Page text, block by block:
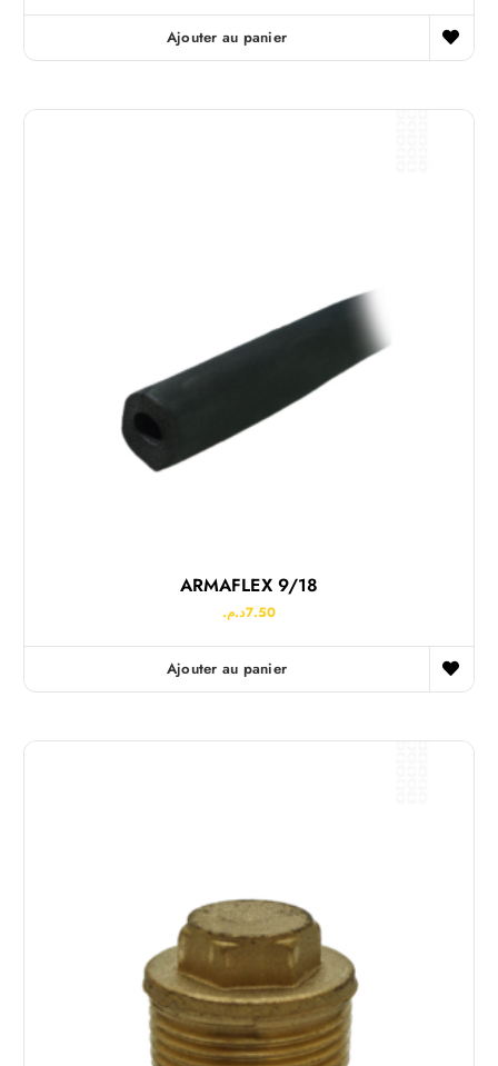
Ajouter au panier
ARMAFLEX 9/18
7.50د.م.
Ajouter au panier